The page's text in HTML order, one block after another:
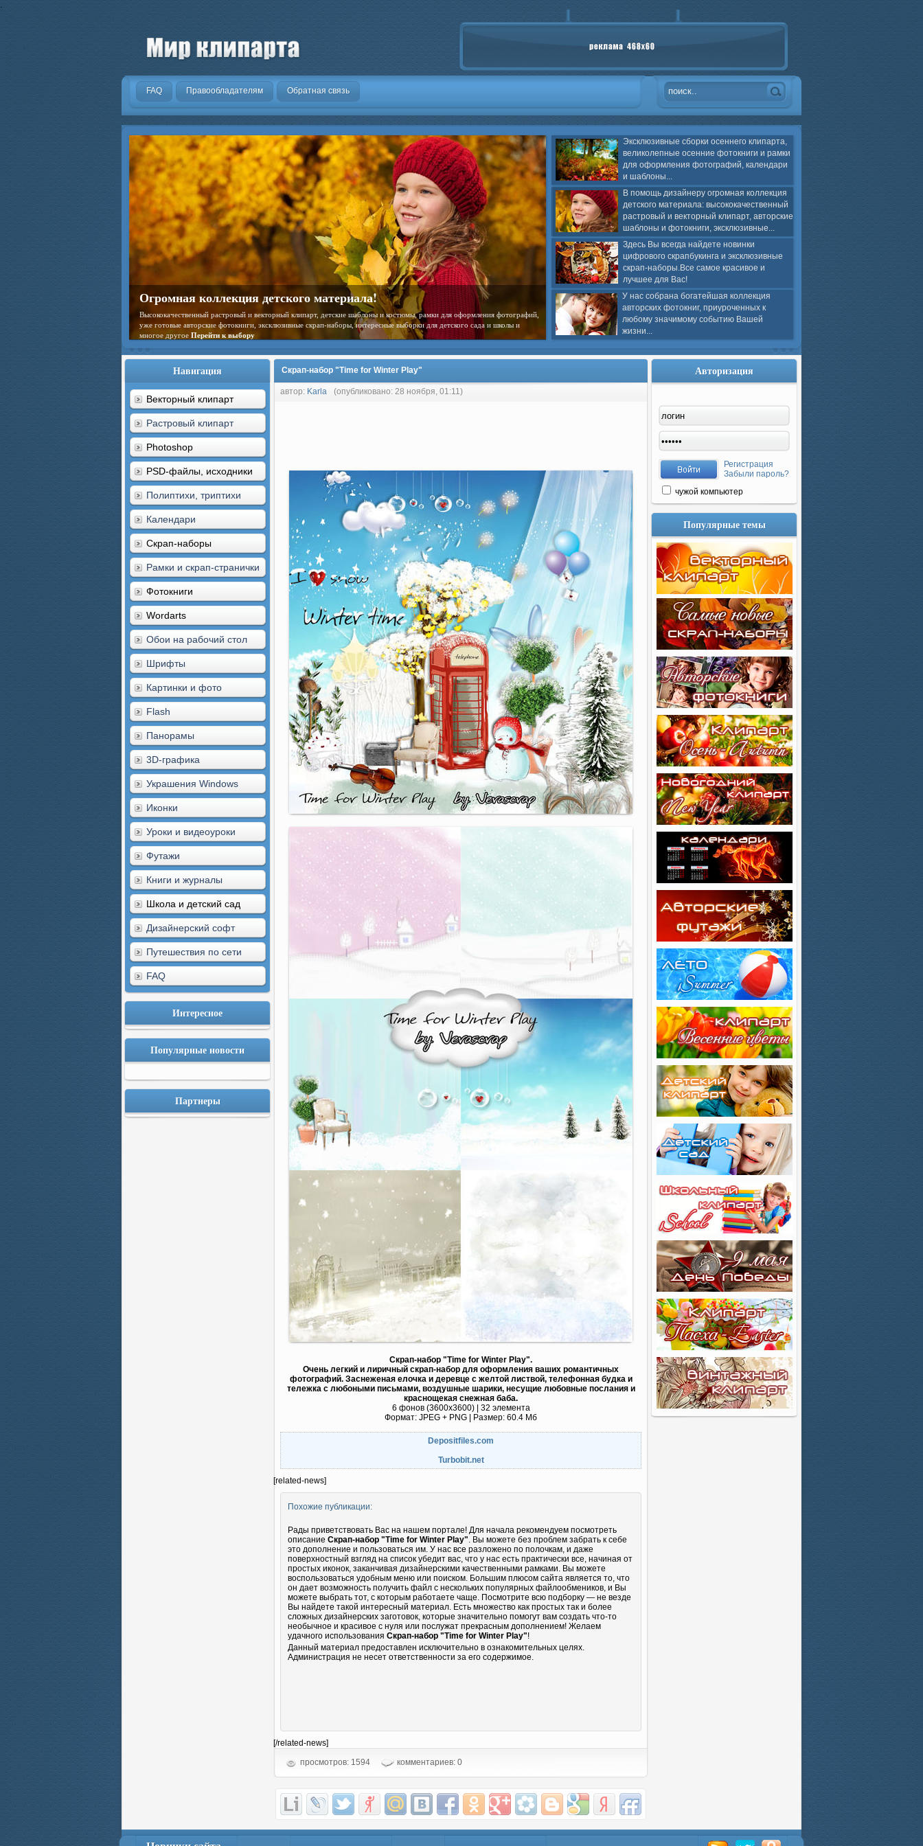
.
FAQ Правообладателям Обратная связь
Эксклюзивные сборки осеннего клипарта,
великолепные осенние фотокниги и рамки
для оформления фотографий, календари
и шаблоны...
В помощь дизайнеру огромная коллекция
детского материала: высококачественный
растровый и векторный клипарт, авторские
шаблоны и фотокниги, эксклюзивные...
Здесь Вы всегда найдете новинки
цифрового скрапбукинга и эксклюзивные
скрап-наборы.Все самое красивое и
лучшее для Вас!
У нас собрана богатейшая коллекция
авторских фотокниг, приуроченных к
любому значимому событию Вашей
жизни...
Огромная коллекция детского материала!
Высококачественный растровый и векторный клипарт, детские шаблоны и костюмы, рамки для оформления фотографий,
уже готовые авторские фотокниги, эксклюзивные скрап-наборы, интересные выборки для детского сада и школы и
многое другое Перейти к выбору
Навигация
Векторный клипарт
Растровый клипарт
Photoshop
PSD-файлы, исходники
Полиптихи, триптихи
Календари
Скрап-наборы
Рамки и скрап-странички
Фотокниги
Wordarts
Обои на рабочий стол
Шрифты
Картинки и фото
Flash
Панорамы
3D-графика
Украшения Windows
Иконки
Уроки и видеоуроки
Футажи
Книги и журналы
Школа и детский сад
Дизайнерский софт
Путешествия по сети
FAQ
Интересное
Популярные новости
Партнеры
Скрап-набор "Time for Winter Play"
автор: Karla (опубликовано: 28 ноября, 01:11)
Скрап-набор "Time for Winter Play".
Очень легкий и лиричный скрап-набор для оформления ваших романтичных
фотографий. Заснеженая елочка и деревце с желтой листвой, телефонная будка и
тележка с любоными письмами, воздушные шарики, несущие любовные послания и
краснощекая снежная баба.
6 фонов (3600х3600) | 32 элемента
Формат: JPEG + PNG | Размер: 60.4 Mб
Depositfiles.com
Turbobit.net
[related-news]
Похожие публикации:
Рады приветствовать Вас на нашем портале! Для начала рекомендуем посмотреть
описание Скрап-набор "Time for Winter Play". Вы можете без проблем забрать к себе
это дополнение и пользоваться им. У нас все разложено по полочкам, и даже
поверхностный взгляд на список убедит вас, что у нас есть практически все, начиная от
простых иконок, заканчивая дизайнерскими качественными рамками. Вы можете
воспользоваться удобным меню или поиском. Большим плюсом сайта является то, что
он дает возможность получить файл с нескольких популярных файлообмеников, и Вы
можете выбрать тот, с которым работаете чаще. Посмотрите всю подборку — не везде
Вы найдете такой интересный материал. Есть множество как простых так и более
сложных дизайнерских заготовок, которые значительно помогут вам создать что-то
необычное и красивое с нуля или послужат прекрасным дополнением! Желаем
удачного использования Скрап-набор "Time for Winter Play"!
Данный материал предоставлен исключительно в ознакомительных целях.
Администрация не несет ответственности за его содержимое.
[/related-news]
просмотров: 1594
комментариев: 0
Авторизация
Регистрация
Забыли пароль?
чужой компьютер
Популярные темы